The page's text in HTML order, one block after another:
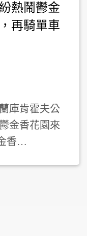
熱鬧鬱金
再騎單車
庫肯霍夫公
金香花園來
香…